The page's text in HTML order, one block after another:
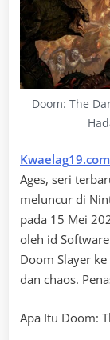
Doom: The
Kwaelag19.com
Ages, seri
meluncur di
pada 15 Mei
oleh id
Doom Slayer
dan chaos.
Apa Itu Doom: